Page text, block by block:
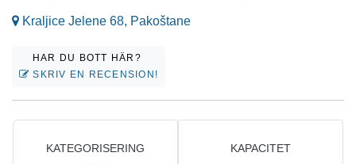
Kraljice Jelene 68, Pakoštane
HAR DU BOTT HÄR?
SKRIV EN RECENSION!
KATEGORISERING KAPACITET